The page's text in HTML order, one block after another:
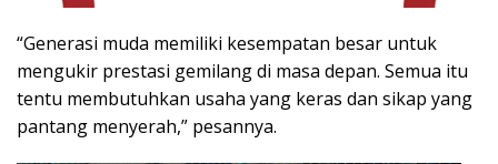
“Generasi muda memiliki kesempatan besar untuk
mengukir prestasi gemilang di masa depan. Semua itu
tentu membutuhkan usaha yang keras dan sikap yang
pantang menyerah,” pesannya.